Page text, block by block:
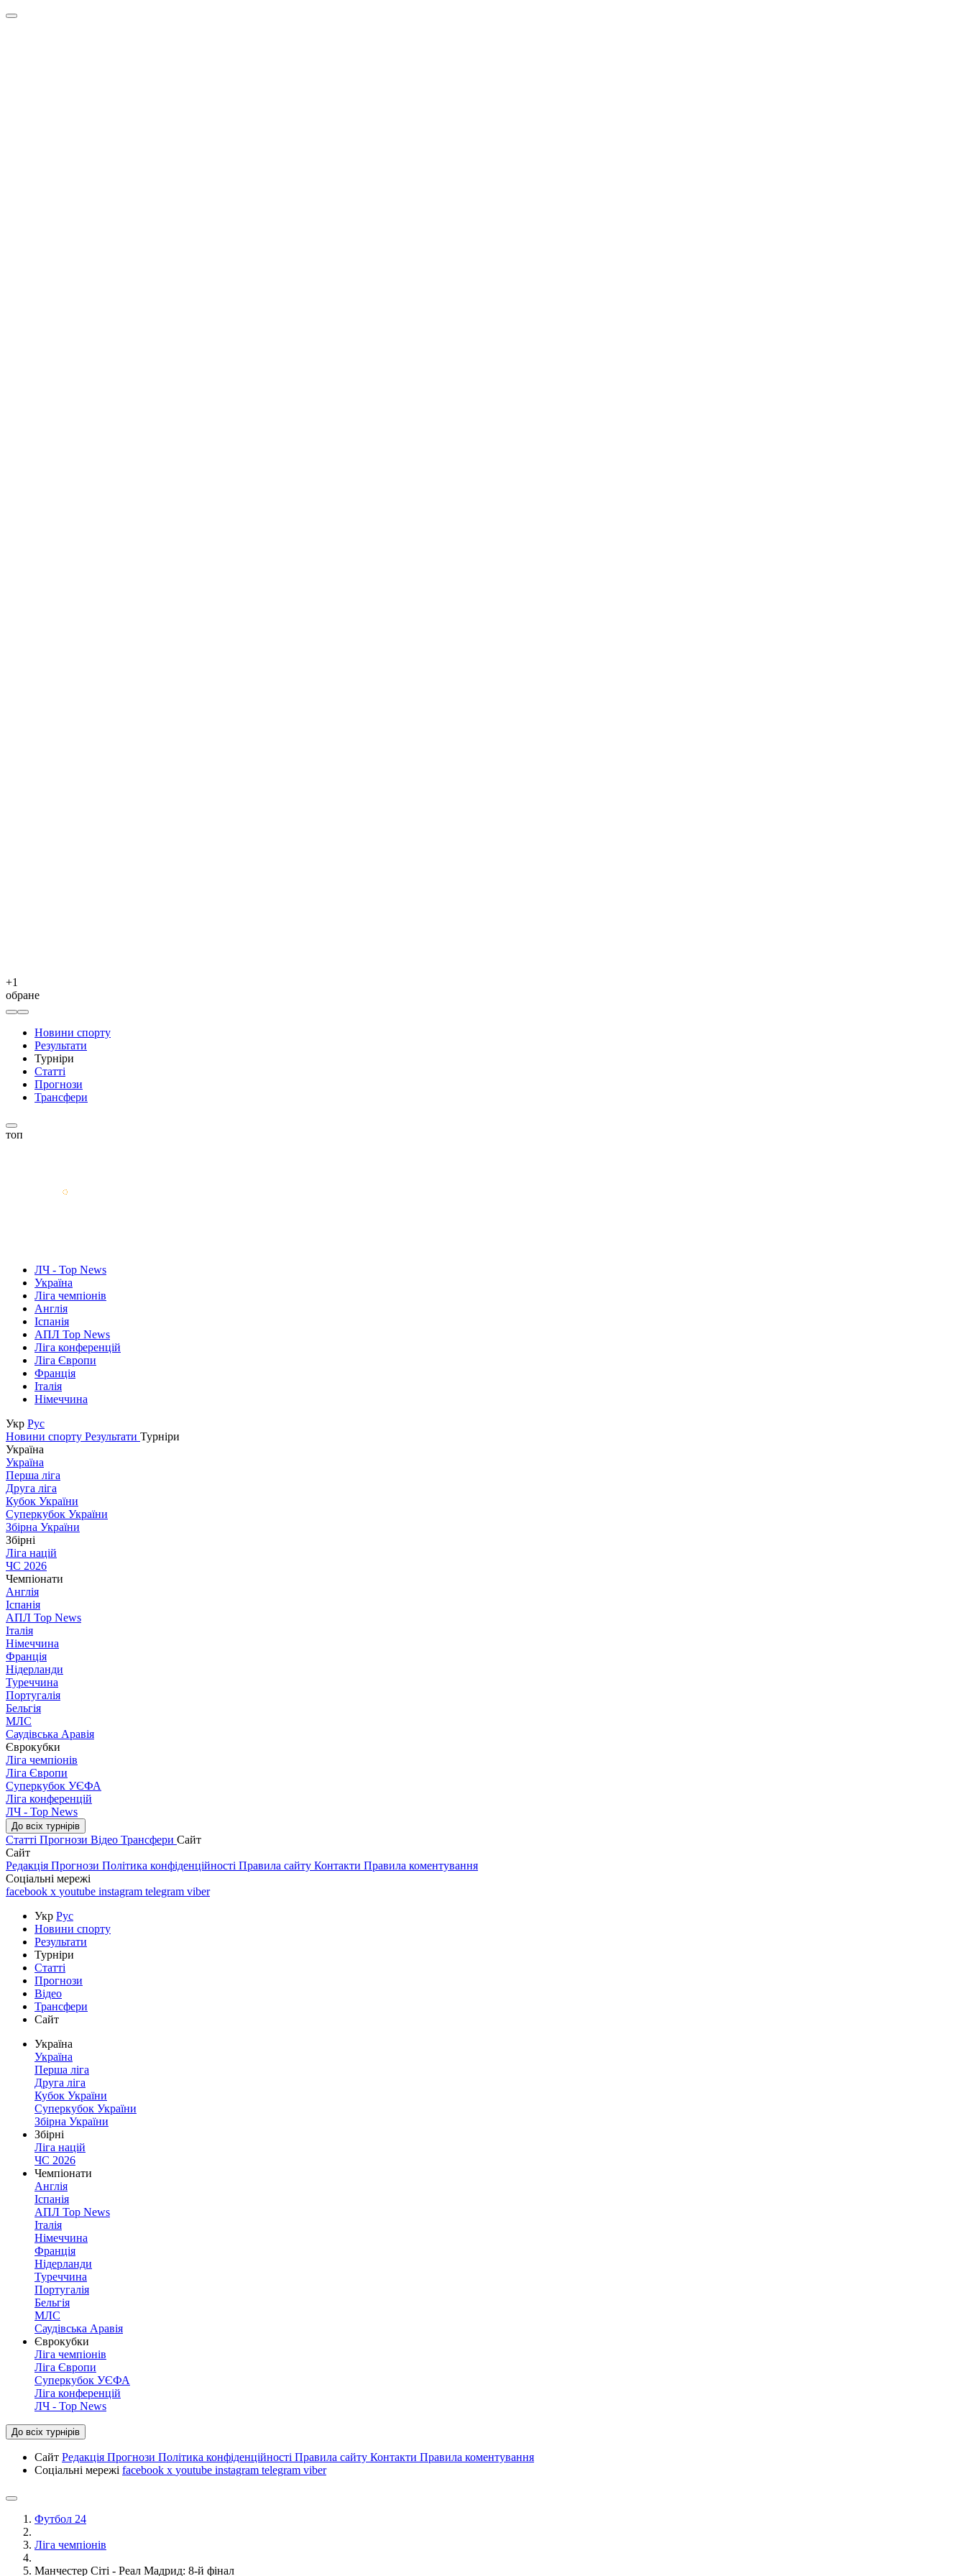
+1
обране
Новини спорту
Результати
Турніри
Статті
Прогнози
Трансфери
топ
ЛЧ - Top News
Україна
Ліга чемпіонів
Англія
Іспанія
АПЛ Top News
Ліга конференцій
Ліга Європи
Франція
Італія
Німеччина
Укр Рус
Новини спорту Результати Турніри
Україна
Україна
Перша ліга
Друга ліга
Кубок України
Суперкубок України
Збірна України
Збірні
Ліга націй
ЧС 2026
Чемпіонати
Англія
Іспанія
АПЛ Top News
Італія
Німеччина
Франція
Нідерланди
Туреччина
Португалія
Бельгія
МЛС
Саудівська Аравія
Єврокубки
Ліга чемпіонів
Ліга Європи
Суперкубок УЄФА
Ліга конференцій
ЛЧ - Top News
До всіх турнірів
Статті Прогнози Відео Трансфери Сайт
Сайт
Редакція Прогнози Політика конфіденційності Правила сайту Контакти Правила коментування
Соціальні мережі
facebook x youtube instagram telegram viber
Укр Рус
Новини спорту
Результати
Турніри
Статті
Прогнози
Відео
Трансфери
Сайт
Україна
Україна
Перша ліга
Друга ліга
Кубок України
Суперкубок України
Збірна України
Збірні
Ліга націй
ЧС 2026
Чемпіонати
Англія
Іспанія
АПЛ Top News
Італія
Німеччина
Франція
Нідерланди
Туреччина
Португалія
Бельгія
МЛС
Саудівська Аравія
Єврокубки
Ліга чемпіонів
Ліга Європи
Суперкубок УЄФА
Ліга конференцій
ЛЧ - Top News
До всіх турнірів
Сайт Редакція Прогнози Політика конфіденційності Правила сайту Контакти Правила коментування
Соціальні мережі facebook x youtube instagram telegram viber
Футбол 24
Ліга чемпіонів
Манчестер Сіті - Реал Мадрид: 8-й фінал